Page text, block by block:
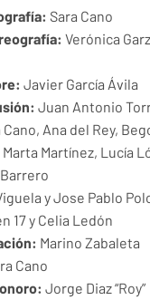
Sara Cano
Verónica
Javier García Ávila
Juan Antonio
Cano, Ana del Rey,
Marta Martínez, Lucía
y Jose Pablo
17 y Celia Ledón
Marino Zabaleta
Cano
Jorge Diaz “Roy”